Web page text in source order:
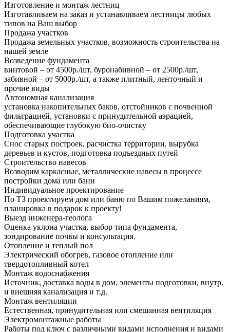
Изготовление и монтаж лестниц
Изготавливаем на заказ и устанавливаем лестницы любых
типов на Ваш выбор
Продажа участков
Продажа земельных участков, возможность строительства на
нашей земле
Возведение фундамента
винтовой – от 4500р./шт, буронабивной – от 2500р./шт,
забивной – от 5000р./шт, а также плитный, ленточный и
прочие виды
Автономная канализация
установка накопительных баков, отстойников с почвенной
фильтрацией, установки с принудительной аэрацией,
обеспечивающие глубокую био-очистку
Подготовка участка
Снос старых построек, расчистка территории, вырубка
деревьев и кустов, подготовка подъездных путей
Строительство навесов
Возводим каркасные, металлические навесы в процессе
постройки дома или бани
Индивидуальное проектирование
По ТЗ проектируем дом или баню по Вашим пожеланиям,
планировка в подарок к проекту!
Выезд инженера-геолога
Оценка уклона участка, выбор типа фундамента,
зондирование почвы и консультация.
Отопление и теплый пол
Электрический обогрев, газовое отопление или
твердотопливный котел
Монтаж водоснабжения
Источник, доставка воды в дом, элементы подготовки, внутр.
и внешняя канализация и т.д.
Монтаж вентиляции
Естественная, принудительная или смешанная вентиляция
Электромонтажные работы
Работы под ключ с различными видами исполнения и видами